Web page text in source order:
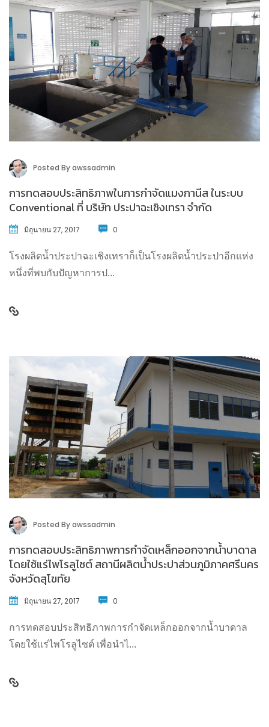
Posted Byawssadmin
การทดสอบประสิทธิภาพในการกำจัดแมงกานีส ในระบบ
Conventional ที่ บริษัท ประปาฉะเชิงเทรา จำกัด
มิถุนายน 27, 2017 0
โรงผลิตน้ำประปาฉะเชิงเทราก็เป็นโรงผลิตน้ำประปาอีกแห่ง
หนึ่งที่พบกับปัญหาการป...
Posted Byawssadmin
การทดสอบประสิทธิภาพการกำจัดเหล็กออกจากน้ำบาดาล
โดยใช้แร่ไพโรลูไซต์ สถานีผลิตน้ำประปาส่วนภูมิภาคศรีนคร
จังหวัดสุโขทัย
มิถุนายน 27, 2017 0
การทดสอบประสิทธิภาพการกำจัดเหล็กออกจากน้ำบาดาล
โดยใช้แร่ไพโรลูไซต์ เพื่อนำไ...